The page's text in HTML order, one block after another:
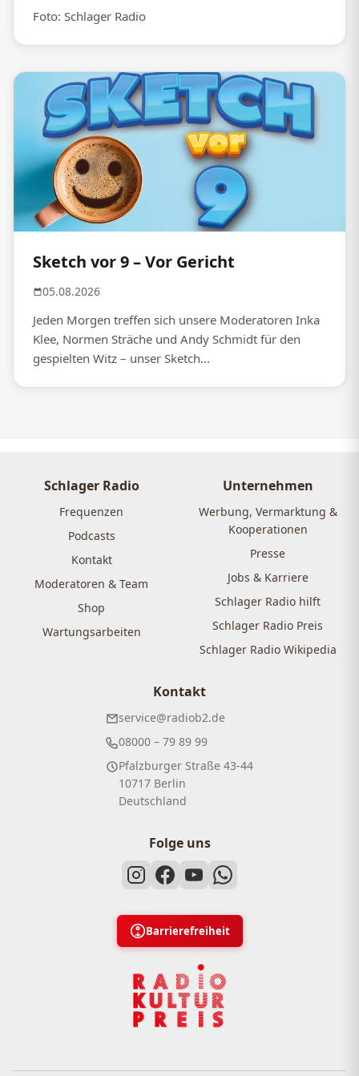
Foto: Schlager Radio
Sketch vor 9 – Vor Gericht
05.08.2026
Jeden Morgen treffen sich unsere Moderatoren Inka
Klee, Normen Sträche und Andy Schmidt für den
gespielten Witz – unser Sketch...
Schlager Radio
Frequenzen
Podcasts
Kontakt
Moderatoren & Team
Shop
Wartungsarbeiten
Unternehmen
Werbung, Vermarktung &
Kooperationen
Presse
Jobs & Karriere
Schlager Radio hilft
Schlager Radio Preis
Schlager Radio Wikipedia
Kontakt
service@radiob2.de
08000 – 79 89 99
Pfalzburger Straße 43-44
10717 Berlin
Deutschland
Folge uns
Barrierefreiheit